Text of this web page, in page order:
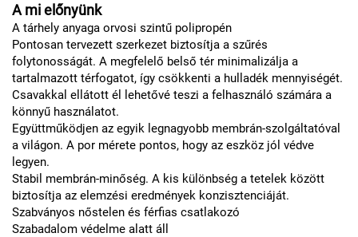
A mi előnyünk
A tárhely anyaga orvosi szintű polipropén
Pontosan tervezett szerkezet biztosítja a szűrés
folytonosságát. A megfelelő belső tér minimalizálja a
tartalmazott térfogatot, így csökkenti a hulladék mennyiségét.
Csavakkal ellátott él lehetővé teszi a felhasználó számára a
könnyű használatot.
Együttműködjen az egyik legnagyobb membrán-szolgáltatóval
a világon. A por mérete pontos, hogy az eszköz jól védve
legyen.
Stabil membrán-minőség. A kis különbség a tetelek között
biztosítja az elemzési eredmények konzisztenciáját.
Szabványos nőstelen és férfias csatlakozó
Szabadalom védelme alatt áll